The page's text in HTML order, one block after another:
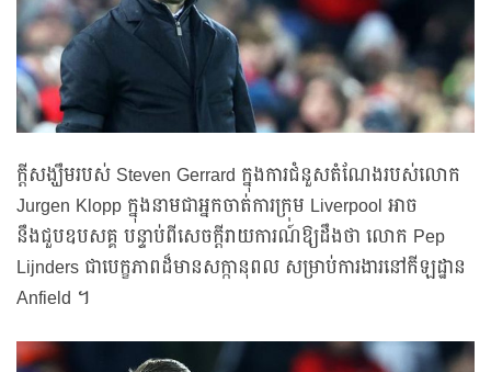
ក្ដីសង្ឃឹមរបស់ Steven Gerrard ក្នុងការជំនួសតំណែងរបស់លោក
Jurgen Klopp ក្នុងនាមជាអ្នកចាត់ការក្រុម Liverpool អាច
នឹងជួបឧបសគ្គ បន្ទាប់ពីសេចក្ដីរាយការណ៍ឱ្យដឹងថា លោក Pep
Lijnders ជាបេក្ខភាពដ៏មានសក្កានុពល សម្រាប់ការងារនៅកីឡដ្ឋាន
Anfield ។